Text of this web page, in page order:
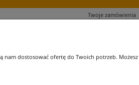
Twoje zamówienia
dostosować ofertę do Twoich potrzeb.